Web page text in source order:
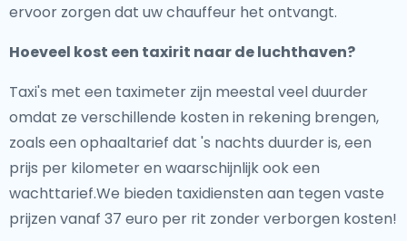
ervoor zorgen dat uw chauffeur het ontvangt.
Hoeveel kost een taxirit naar de luchthaven?
Taxi's met een taximeter zijn meestal veel duurder
omdat ze verschillende kosten in rekening brengen,
zoals een ophaaltarief dat 's nachts duurder is, een
prijs per kilometer en waarschijnlijk ook een
wachttarief.We bieden taxidiensten aan tegen vaste
prijzen vanaf 37 euro per rit zonder verborgen kosten!